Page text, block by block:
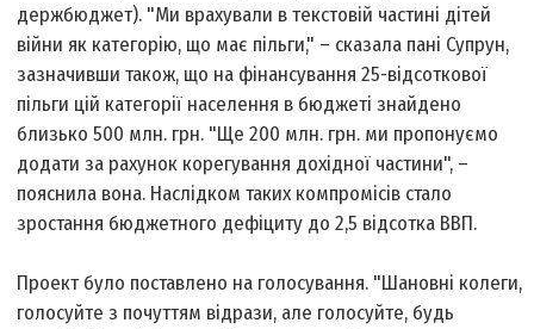
держбюджет). "Ми врахували в текстовій частині дітей
війни як категорію, що має пільги," – сказала пані Супрун,
зазначивши також, що на фінансування 25-відсоткової
пільги цій категорії населення в бюджеті знайдено
близько 500 млн. грн. "Ще 200 млн. грн. ми пропонуємо
додати за рахунок корегування дохідної частини", –
пояснила вона. Наслідком таких компромісів стало
зростання бюджетного дефіциту до 2,5 відсотка ВВП.
Проект було поставлено на голосування. "Шановні колеги,
голосуйте з почуттям відрази, але голосуйте, будь